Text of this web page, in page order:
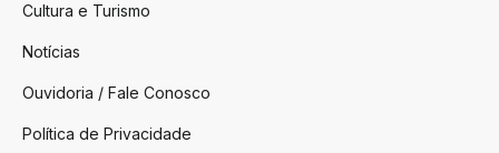
Cultura e Turismo
Notícias
Ouvidoria / Fale Conosco
Política de Privacidade